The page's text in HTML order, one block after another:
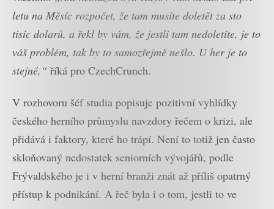
letu na Měsíc rozpočet, že tam musíte doletět za sto
tisíc dolarů, a řekl by vám, že jestli tam nedoletíte, je to
váš problém, tak by to samozřejmě nešlo. U her je to
stejné,“ říká pro CzechCrunch.
V rozhovoru šéf studia popisuje pozitivní vyhlídky
českého herního průmyslu navzdory řečem o krizi, ale
přidává i faktory, které ho trápí. Není to totiž jen často
skloňovaný nedostatek seniorních vývojářů, podle
Frývaldského je i v herní branži znát až příliš opatrný
přístup k podnikání. A řeč byla i o tom, jestli to ve